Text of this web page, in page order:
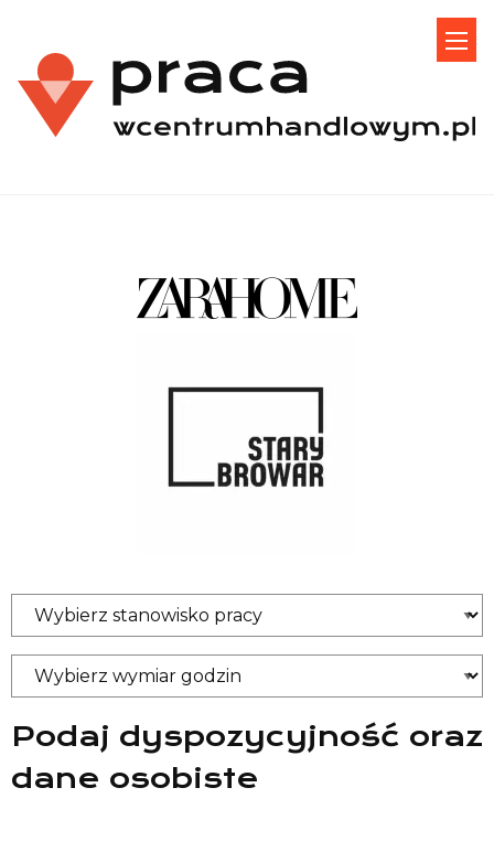
Podaj dyspozycyjność oraz
dane osobiste